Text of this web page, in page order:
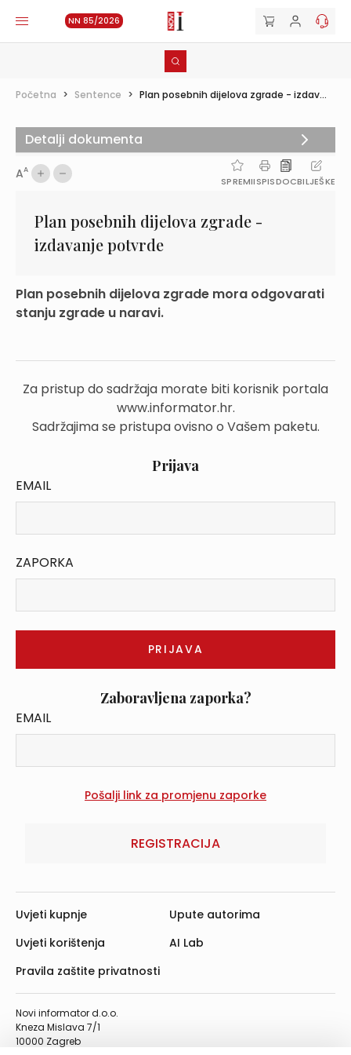
NN 85/2026
Početna > Sentence > Plan posebnih dijelova zgrade - izdav...
AA
SPREMIISPISDOCBILJEŠKE
Plan posebnih dijelova zgrade -
izdavanje potvrde
Plan posebnih dijelova zgrade mora odgovarati
stanju zgrade u naravi.
Za pristup do sadržaja morate biti korisnik portala
www.informator.hr.
Sadržajima se pristupa ovisno o Vašem paketu.
Prijava
EMAIL
ZAPORKA
Zaboravljena zaporka?
EMAIL
REGISTRACIJA
Detalji dokumenta
Novi informator d.o.o.
Kneza Mislava 7/1
10000 Zagreb
Uvjeti kupnje
Uvjeti korištenja
Pravila zaštite privatnosti
Upute autorima
AI Lab